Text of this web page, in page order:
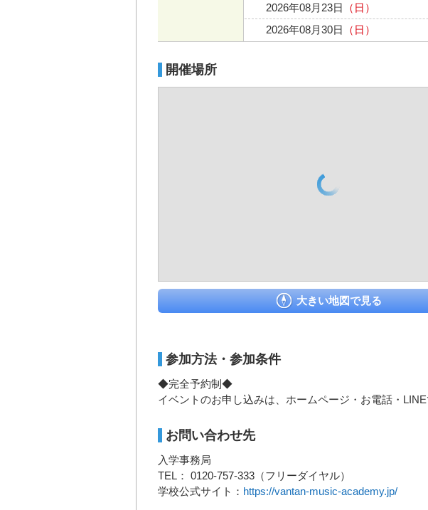
2026年08月23日
（日）
2026年08月30日
（日）
開催場所
大きい地図で見る
参加方法・参加条件
◆完全予約制◆
イベントのお申し込みは、ホームページ・お電話・
お問い合わせ先
入学事務局
TEL： 0120-757-333（フリーダイヤル）
学校公式サイト： https://vantan-music-academy.jp/